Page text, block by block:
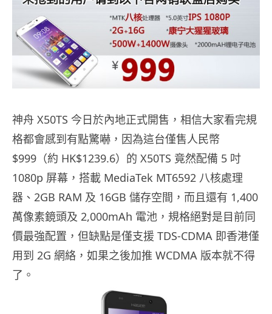
神舟 X50TS 今日於內地正式開售，相信大家看完規
格都會感到有點驚嚇，因為這台僅售人民幣
$999（約 HK$1239.6）的 X50TS 竟然配備 5 吋
1080p 屏幕，搭載 MediaTek MT6592 八核處理
器、2GB RAM 及 16GB 儲存空間，而且還有 1,400
萬像素鏡頭及 2,000mAh 電池，規格絕對是目前同
價最強配置，但缺點是僅支援 TDS-CDMA 即香港僅
用到 2G 網絡，如果之後加推 WCDMA 版本就不得
了。